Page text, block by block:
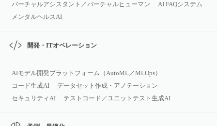
バーチャルアシスタント／バーチャルヒューマン
AI FAQシステム
メンタルヘルスAI
開発・ITオペレーション
AIモデル開発プラットフォーム（AutoML／MLOps）
コード生成AI
データセット作成・アノテーション
セキュリティAI
テストコード／ユニットテスト生成AI